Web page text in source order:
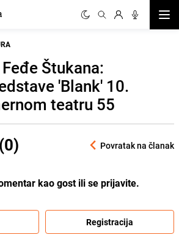
Štukana:
'Blank' 10.
teatru 55
Povratak na članak
kao gost ili se prijavite.
Registracija